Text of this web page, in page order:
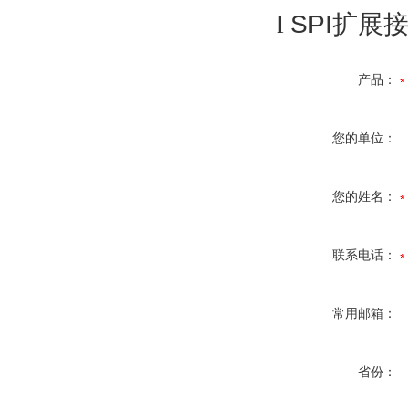
l SPI扩展
产品：
您的单位：
您的姓名：
联系电话：
常用邮箱：
省份：